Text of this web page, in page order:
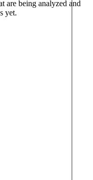
are being analyzed and
yet.